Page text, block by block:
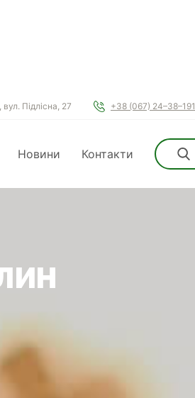
Новини Контакти
вул. Підлісна, 27 +38 (067) 24–38–191